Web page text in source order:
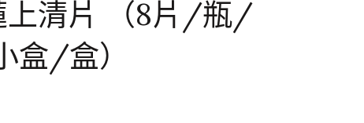
上清片 （8片/瓶/
盒/盒）